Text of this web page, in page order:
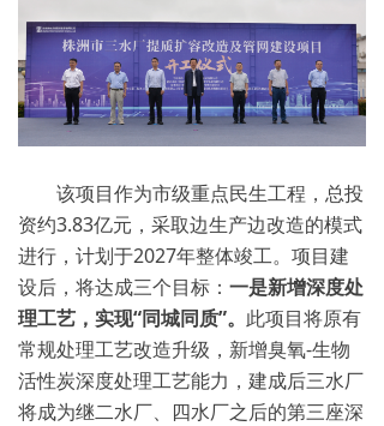
该项目作为市级重点民生工程，总投
资约3.83亿元，采取边生产边改造的模式
进行，计划于2027年整体竣工。项目建
设后，将达成三个目标： 一是新增深度处
理工艺，实现“同城同质”。 此项目将原有
常规处理工艺改造升级，新增臭氧-生物
活性炭深度处理工艺能力，建成后三水厂
将成为继二水厂、四水厂之后的第三座深